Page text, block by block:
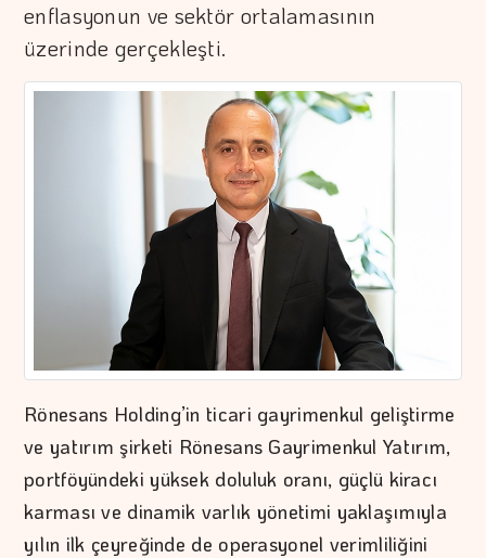
enflasyonun ve sektör ortalamasının
üzerinde gerçekleşti.
Rönesans Holding’in ticari gayrimenkul geliştirme
ve yatırım şirketi Rönesans Gayrimenkul Yatırım,
portföyündeki yüksek doluluk oranı, güçlü kiracı
karması ve dinamik varlık yönetimi yaklaşımıyla
yılın ilk çeyreğinde de operasyonel verimliliğini